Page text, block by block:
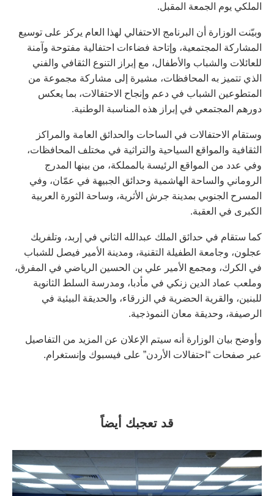
الملكي يوم الجمعة المقبل.
وبيّنت الوزارة أن البرنامج الاحتفالي لهذا العام يركز على توسيع
المشاركة المجتمعية، وإتاحة فضاءات احتفالية مفتوحة وآمنة
للعائلات والشباب والأطفال، مع إبراز التنوع الثقافي والفني
الذي تتميز به المحافظات، مشيرة إلى مشاركة مجموعة من
المتطوعين الشباب في دعم وإنجاح الاحتفالات، بما يعكس
دورهم المجتمعي في إبراز هذه المناسبة الوطنية.
وستقام الاحتفالات في الساحات والحدائق العامة والمراكز
الثقافية والمواقع السياحية والتراثية في مختلف المحافظات،
وفي عدد من المواقع الرئيسة بالمملكة، من بينها المدرج
الروماني والساحة الهاشمية وحدائق الجبيهة في عمّان، وفي
المسرح الجنوبي بمدينة جرش الأثرية، وساحة الثورة العربية
الكبرى في العقبة.
كما ستقام في حدائق الملك عبدالله الثاني في إربد، وتلفريك
عجلون، وجامعة الطفيلة التقنية، ومدينة الأمير فيصل للشباب
في الكرك، ومجمع الأمير علي بن الحسين الرياضي في المفرق،
وملعب عماد الدين زنكي في مأدبا، ومدرسة السلط الثانوية
للبنين، والقرية الحضرية في الزرقاء، والحديقة البيئية في
الرصيفة، وحديقة معان النموذجية.
وأوضح بيان الوزارة أنه سيتم الإعلان عن المزيد من التفاصيل
عبر صفحات “احتفالات الأردن” على فيسبوك وإنستغرام.
قد تعجبك أيضاً